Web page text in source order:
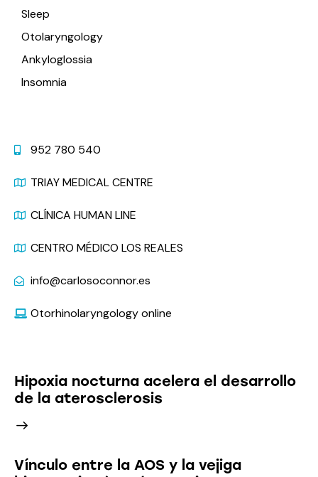
Sleep
Otolaryngology
Ankyloglossia
Insomnia
952 780 540
TRIAY MEDICAL CENTRE
CLÍNICA HUMAN LINE
CENTRO MÉDICO LOS REALES
info@carlosoconnor.es
Otorhinolaryngology online
Hipoxia nocturna acelera el desarrollo
de la aterosclerosis
Vínculo entre la AOS y la vejiga